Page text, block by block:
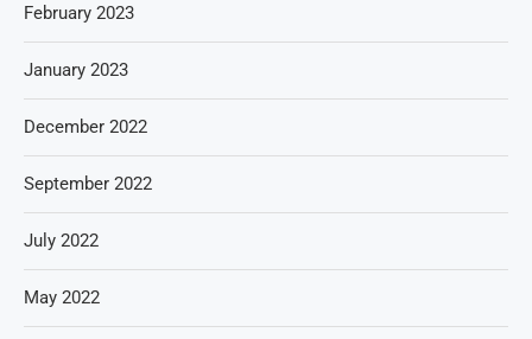
February 2023
January 2023
December 2022
September 2022
July 2022
May 2022